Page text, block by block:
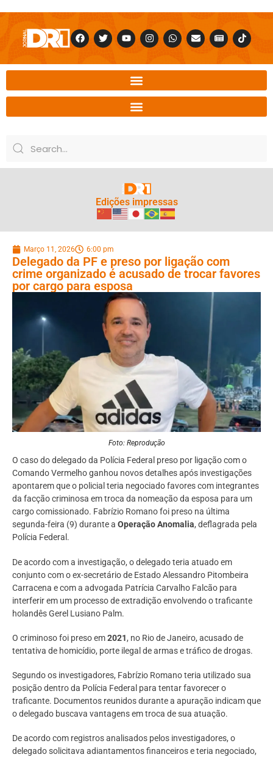
Edições impressas
Março 11, 2026 6:00 pm
Delegado da PF e preso por ligação com
crime organizado é acusado de trocar favores
por cargo para esposa
Foto: Reprodução
O caso do delegado da Polícia Federal preso por ligação com o
Comando Vermelho ganhou novos detalhes após investigações
apontarem que o policial teria negociado favores com integrantes
da facção criminosa em troca da nomeação da esposa para um
cargo comissionado. Fabrízio Romano foi preso na última
segunda-feira (9) durante a Operação Anomalia, deflagrada pela
Polícia Federal.
De acordo com a investigação, o delegado teria atuado em
conjunto com o ex-secretário de Estado Alessandro Pitombeira
Carracena e com a advogada Patrícia Carvalho Falcão para
interferir em um processo de extradição envolvendo o traficante
holandês Gerel Lusiano Palm.
O criminoso foi preso em2021, no Rio de Janeiro, acusado de
tentativa de homicídio, porte ilegal de armas e tráfico de drogas.
Segundo os investigadores, Fabrízio Romano teria utilizado sua
posição dentro da Polícia Federal para tentar favorecer o
traficante. Documentos reunidos durante a apuração indicam que
o delegado buscava vantagens em troca de sua atuação.
De acordo com registros analisados pelos investigadores, o
delegado solicitava adiantamentos financeiros e teria negociado,